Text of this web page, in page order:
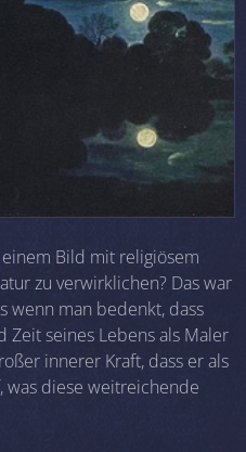
Bild mit religiösem
zu verwirklichen? Das war
wenn man bedenkt, dass
Zeit seines Lebens als Maler
innerer Kraft, dass er als
was diese weitreichende